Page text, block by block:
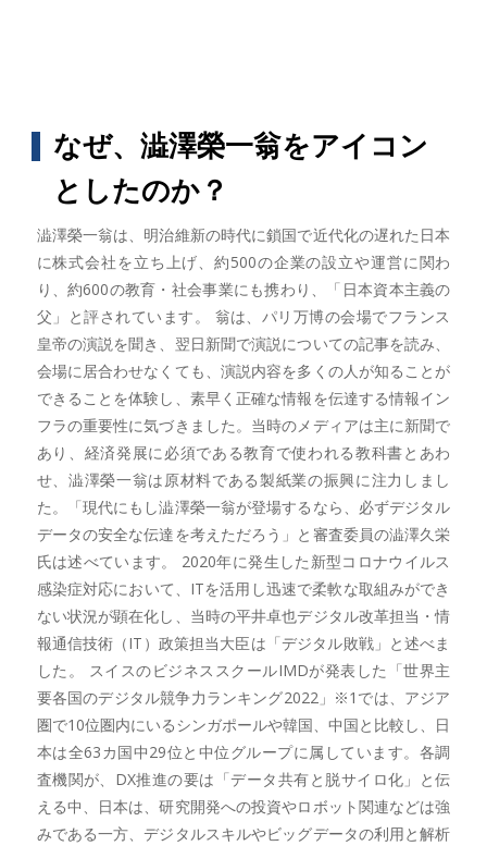
なぜ、澁澤榮一翁をアイコン
としたのか？
澁澤榮一翁は、明治維新の時代に鎖国で近代化の遅れた日本
に株式会社を立ち上げ、約500の企業の設立や運営に関わ
り、約600の教育・社会事業にも携わり、「日本資本主義の
父」と評されています。 翁は、パリ万博の会場でフランス
皇帝の演説を聞き、翌日新聞で演説についての記事を読み、
会場に居合わせなくても、演説内容を多くの人が知ることが
できることを体験し、素早く正確な情報を伝達する情報イン
フラの重要性に気づきました。当時のメディアは主に新聞で
あり、経済発展に必須である教育で使われる教科書とあわ
せ、澁澤榮一翁は原材料である製紙業の振興に注力しまし
た。「現代にもし澁澤榮一翁が登場するなら、必ずデジタル
データの安全な伝達を考えただろう」と審査委員の澁澤久栄
氏は述べています。 2020年に発生した新型コロナウイルス
感染症対応において、ITを活用し迅速で柔軟な取組みができ
ない状況が顕在化し、当時の平井卓也デジタル改革担当・情
報通信技術（IT）政策担当大臣は「デジタル敗戦」と述べま
した。 スイスのビジネススクールIMDが発表した「世界主
要各国のデジタル競争力ランキング2022」※1では、アジア
圏で10位圏内にいるシンガポールや韓国、中国と比較し、日
本は全63カ国中29位と中位グループに属しています。各調
査機関が、DX推進の要は「データ共有と脱サイロ化」と伝
える中、日本は、研究開発への投資やロボット関連などは強
みである一方、デジタルスキルやビッグデータの利用と解析